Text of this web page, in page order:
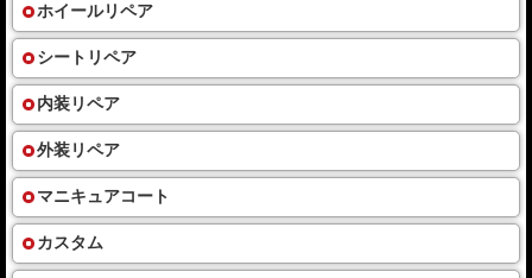
ホイールリペア
シートリペア
内装リペア
外装リペア
マニキュアコート
カスタム